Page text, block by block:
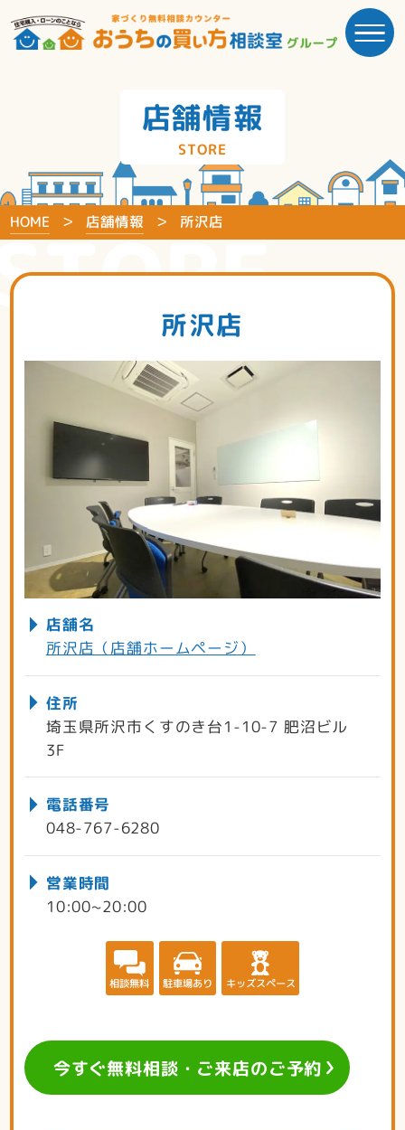
店舗情報
STORE
HOME 店舗情報 所沢店
所沢店
店舗名
所沢店（店舗ホームページ）
住所
埼玉県所沢市くすのき台1-10-7 肥沼ビル
3F
電話番号
048-767-6280
営業時間
10:00~20:00
相談無料 駐車場あり キッズスペース
今すぐ無料相談・ご来店のご予約